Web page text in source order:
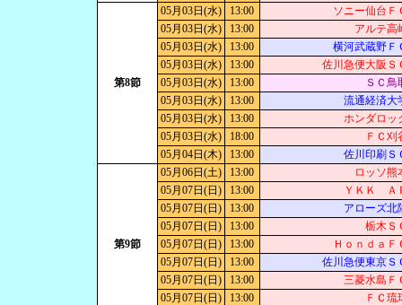
第8節
05月03日(水) 13:00
ソニー仙台Ｆ
05月03日(水)
13:00
アルテ高
05月03日(水)
13:00
横河武蔵野Ｆ
05月03日(水)
13:00
佐川急便大阪Ｓ
05月03日(水)
13:00
ＳＣ鳥
05月03日(水)
13:00
流通経済大
05月03日(水)
13:00
ホンダロッ
05月03日(水)
18:00
ＦＣ刈
05月04日(木)
13:00 佐川印刷Ｓ
第9節
05月06日(土) 13:00
ロッソ熊
05月07日(日)
13:00
ＹＫＫ Ａ
05月07日(日)
13:00
アローズ北
05月07日(日)
13:00
栃木Ｓ
05月07日(日)
13:00
ＨｏｎｄａＦ
05月07日(日)
13:00
佐川急便東京Ｓ
05月07日(日)
13:00
三菱水島Ｆ
05月07日(日)
13:00
ＦＣ琉